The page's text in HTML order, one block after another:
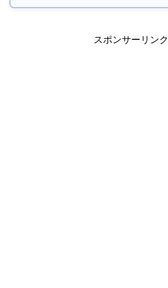
スポンサーリンク